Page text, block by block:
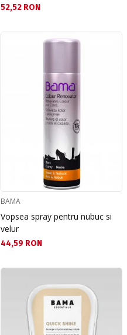
Текуща цена:
52,52 RON
BAMA
Vopsea spray pentru nubuc si
velur
Текуща цена:
44,59 RON